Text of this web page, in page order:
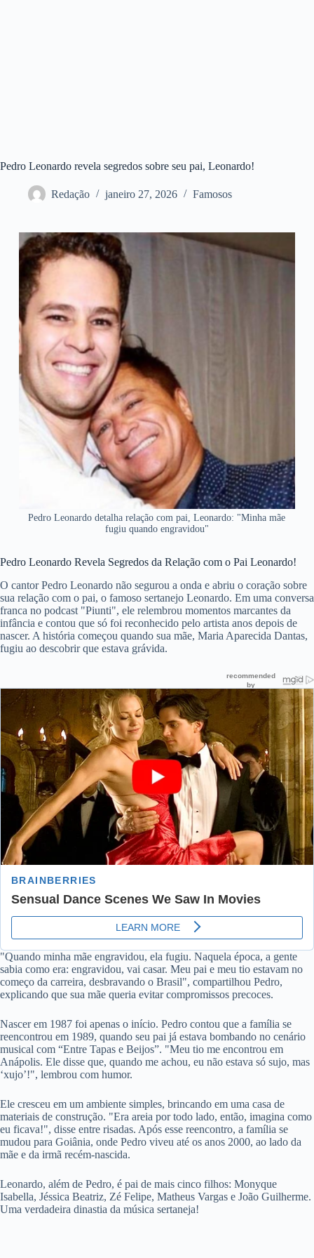
Pedro Leonardo revela segredos sobre seu pai, Leonardo!
Redação janeiro 27, 2026 Famosos
Pedro Leonardo detalha relação com pai, Leonardo: "Minha mãe
fugiu quando engravidou"
Pedro Leonardo Revela Segredos da Relação com o Pai Leonardo!
O cantor Pedro Leonardo não segurou a onda e abriu o coração sobre
sua relação com o pai, o famoso sertanejo Leonardo. Em uma conversa
franca no podcast "Piunti", ele relembrou momentos marcantes da
infância e contou que só foi reconhecido pelo artista anos depois de
nascer. A história começou quando sua mãe, Maria Aparecida Dantas,
fugiu ao descobrir que estava grávida.
"Quando minha mãe engravidou, ela fugiu. Naquela época, a gente
sabia como era: engravidou, vai casar. Meu pai e meu tio estavam no
começo da carreira, desbravando o Brasil", compartilhou Pedro,
explicando que sua mãe queria evitar compromissos precoces.
Nascer em 1987 foi apenas o início. Pedro contou que a família se
reencontrou em 1989, quando seu pai já estava bombando no cenário
musical com “Entre Tapas e Beijos”. "Meu tio me encontrou em
Anápolis. Ele disse que, quando me achou, eu não estava só sujo, mas
‘xujo’!", lembrou com humor.
Ele cresceu em um ambiente simples, brincando em uma casa de
materiais de construção. "Era areia por todo lado, então, imagina como
eu ficava!", disse entre risadas. Após esse reencontro, a família se
mudou para Goiânia, onde Pedro viveu até os anos 2000, ao lado da
mãe e da irmã recém-nascida.
Leonardo, além de Pedro, é pai de mais cinco filhos: Monyque
Isabella, Jéssica Beatriz, Zé Felipe, Matheus Vargas e João Guilherme.
Uma verdadeira dinastia da música sertaneja!